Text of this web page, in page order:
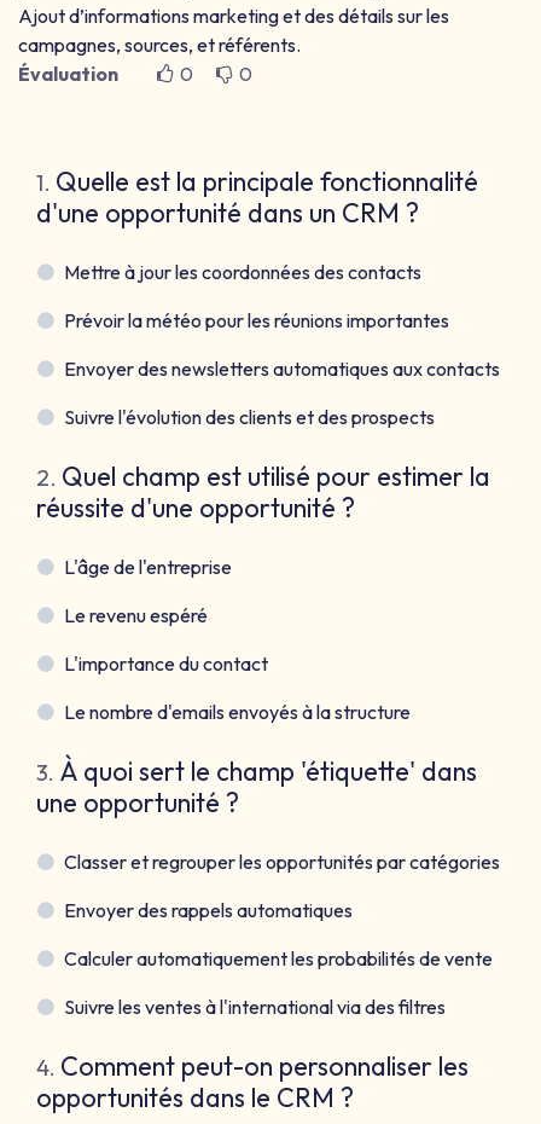
Ajout d’informations marketing et des détails sur les
campagnes, sources, et référents.
Évaluation
0 0
1. Quelle est la principale fonctionnalité
d'une opportunité dans un CRM ?
Mettre à jour les coordonnées des contacts
Prévoir la météo pour les réunions importantes
Envoyer des newsletters automatiques aux contacts
Suivre l'évolution des clients et des prospects
2. Quel champ est utilisé pour estimer la
réussite d'une opportunité ?
L'âge de l'entreprise
Le revenu espéré
L'importance du contact
Le nombre d'emails envoyés à la structure
3. À quoi sert le champ 'étiquette' dans
une opportunité ?
Classer et regrouper les opportunités par catégories
Envoyer des rappels automatiques
Calculer automatiquement les probabilités de vente
Suivre les ventes à l'international via des filtres
4. Comment peut-on personnaliser les
opportunités dans le CRM ?